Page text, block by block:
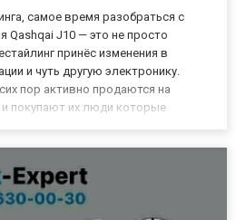
самое время разобраться с
Qashqai J10 — это не просто
принёс изменения в
и чуть другую электронику.
пор активно продаются на
покупают их люди которые